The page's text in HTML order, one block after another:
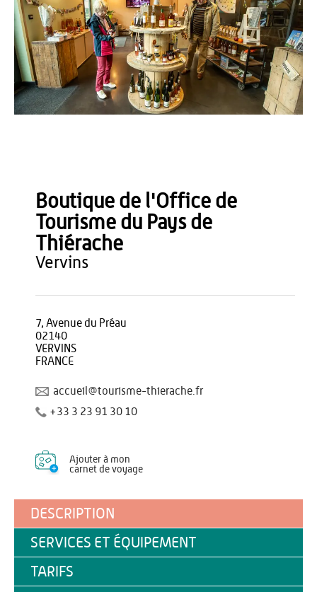
Office de Tourisme du Pays de Thiérache - Loïc Ridou
Boutique de l'Office de
Tourisme du Pays de
Thiérache
vervins
7, Avenue du Préau
02140
VERVINS
FRANCE
accueil@tourisme-thierache.fr
+33 3 23 91 30 10
Ajouter à mon
carnet de voyage
DESCRIPTION
SERVICES ET ÉQUIPEMENT
TARIFS